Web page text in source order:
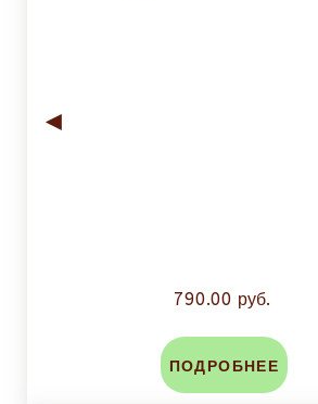
◄
790.00 руб.
ПОДРОБНЕЕ